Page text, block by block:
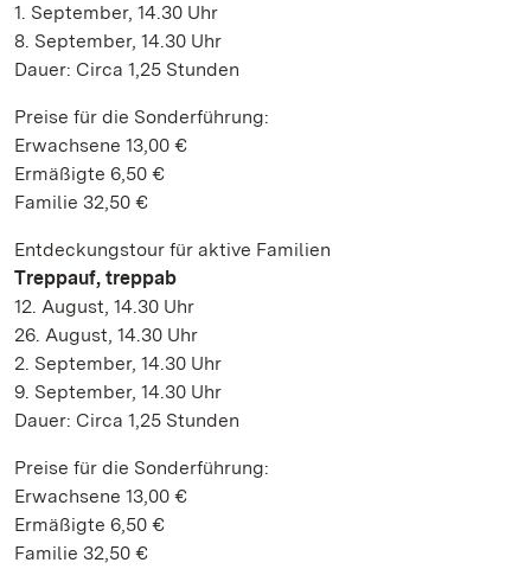
1. September, 14.30 Uhr
8. September, 14.30 Uhr
Dauer: Circa 1,25 Stunden
Preise für die Sonderführung:
Erwachsene 13,00 €
Ermäßigte 6,50 €
Familie 32,50 €
Entdeckungstour für aktive Familien
Treppauf, treppab
12. August, 14.30 Uhr
26. August, 14.30 Uhr
2. September, 14.30 Uhr
9. September, 14.30 Uhr
Dauer: Circa 1,25 Stunden
Preise für die Sonderführung:
Erwachsene 13,00 €
Ermäßigte 6,50 €
Familie 32,50 €